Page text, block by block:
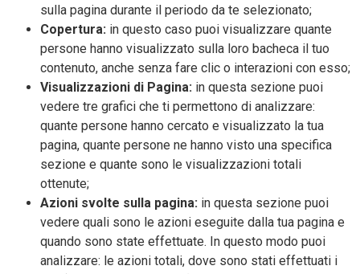
sulla pagina durante il periodo da te selezionato;
Copertura: in questo caso puoi visualizzare quante
persone hanno visualizzato sulla loro bacheca il tuo
contenuto, anche senza fare clic o interazioni con esso;
Visualizzazioni di Pagina: in questa sezione puoi
vedere tre grafici che ti permettono di analizzare:
quante persone hanno cercato e visualizzato la tua
pagina, quante persone ne hanno visto una specifica
sezione e quante sono le visualizzazioni totali
ottenute;
Azioni svolte sulla pagina: in questa sezione puoi
vedere quali sono le azioni eseguite dalla tua pagina e
quando sono state effettuate. In questo modo puoi
analizzare: le azioni totali, dove sono stati effettuati i